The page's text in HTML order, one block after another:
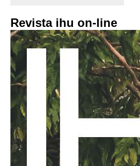
Revista ihu on-line